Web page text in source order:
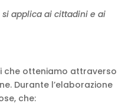
applica ai cittadini e ai
che otteniamo attraverso
Durante l’elaborazione
che: